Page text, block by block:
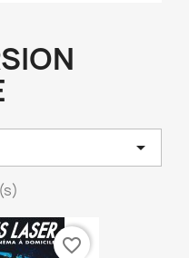

favorite_border